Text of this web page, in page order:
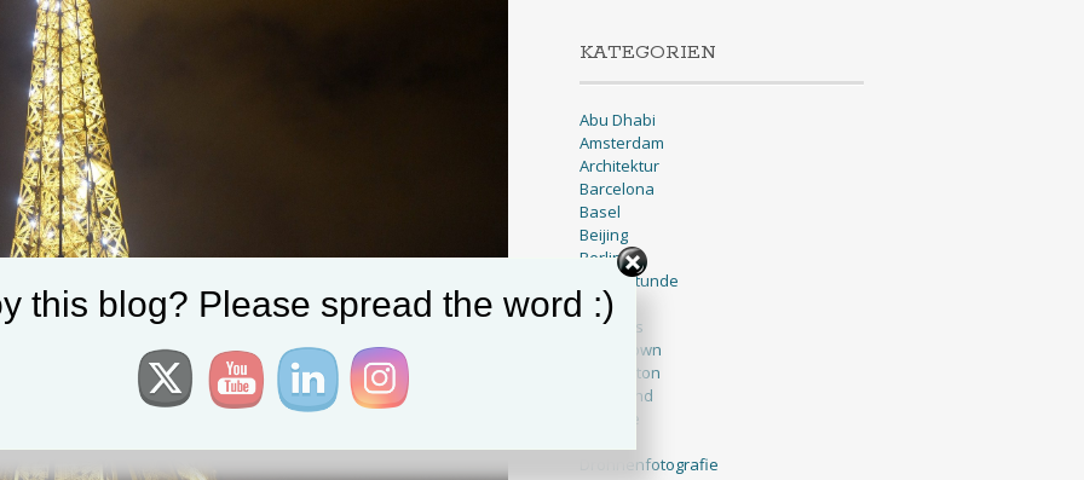
KATEGORIEN
Abu Dhabi
Amsterdam
Architektur
Barcelona
Basel
Beijing
Berlin
Blaue Stunde
BNW
Brussels
Cape Town
Charleston
Cleveland
Cologne
Drohnenfotografie
this blog? Please spread the word :)